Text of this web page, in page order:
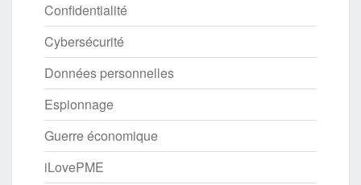
Confidentialité
Cybersécurité
Données personnelles
Espionnage
Guerre économique
iLovePME